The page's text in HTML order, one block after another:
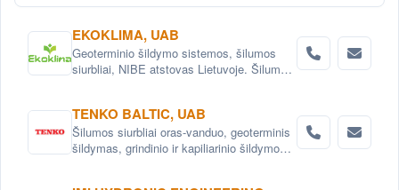
EKOKLIMA, UAB
Geoterminio šildymo sistemos, šilumos
siurbliai, NIBE atstovas Lietuvoje. Šilumos
siurbliai. Išmanūs šilumos siurbliai
TENKO BALTIC, UAB
Šilumos siurbliai oras-vanduo, geoterminis
šildymas, grindinio ir kapiliarinio šildymo